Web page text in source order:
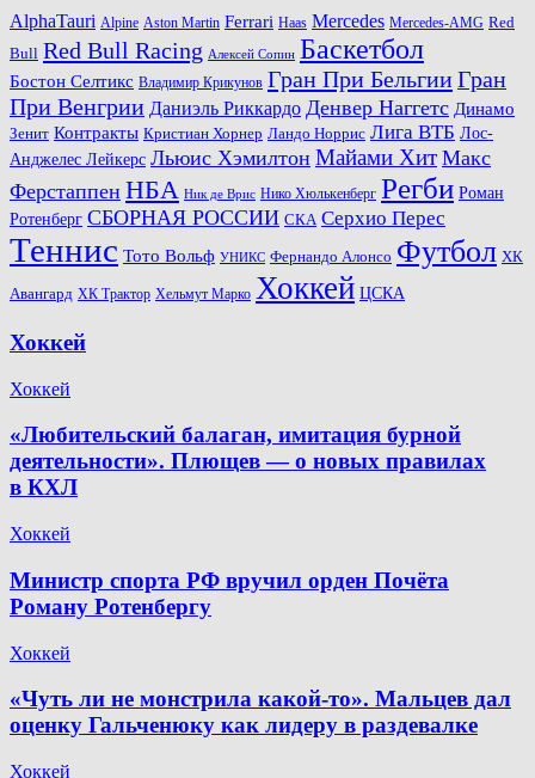
AlphaTauri Alpine Aston Martin Ferrari Haas Mercedes Mercedes-AMG Red
Bull Red Bull Racing Алексей Сопин Баскетбол
Бостон Селтикс Владимир Крикунов Гран При БельгииГран
При Венгрии Даниэль Риккардо Денвер Наггетс Динамо
Зенит Контракты Кристиан Хорнер Ландо Норрис Лига ВТБ Лос-
Анджелес Лейкерс Льюис Хэмилтон Майами Хит Макс
Ферстаппен НБА Ник де Врис Нико Хюлькенберг Регби Роман
Ротенберг СБОРНАЯ РОССИИ СКА Серхио Перес
Теннис Тото Вольф УНИКС Фернандо Алонсо Футбол ХК
Авангард ХК Трактор Хельмут Марко Хоккей ЦСКА
Хоккей
Хоккей
«Любительский балаган, имитация бурной
деятельности». Плющев — о новых правилах
в КХЛ
Хоккей
Министр спорта РФ вручил орден Почёта
Роману Ротенбергу
Хоккей
«Чуть ли не монстрила какой-то». Мальцев дал
оценку Гальченюку как лидеру в раздевалке
Хоккей